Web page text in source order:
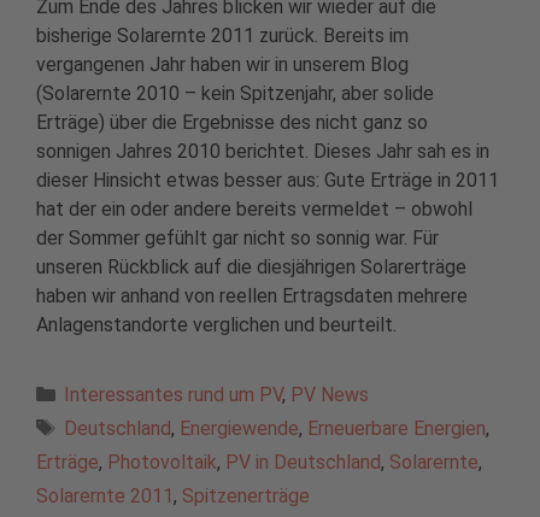
Zum Ende des Jahres blicken wir wieder auf die
bisherige Solarernte 2011 zurück. Bereits im
vergangenen Jahr haben wir in unserem Blog
(Solarernte 2010 – kein Spitzenjahr, aber solide
Erträge) über die Ergebnisse des nicht ganz so
sonnigen Jahres 2010 berichtet. Dieses Jahr sah es in
dieser Hinsicht etwas besser aus: Gute Erträge in 2011
hat der ein oder andere bereits vermeldet – obwohl
der Sommer gefühlt gar nicht so sonnig war. Für
unseren Rückblick auf die diesjährigen Solarerträge
haben wir anhand von reellen Ertragsdaten mehrere
Anlagenstandorte verglichen und beurteilt.
Kategorien
Interessantes rund um PV, PV News
Schlagwörter
Deutschland, Energiewende, Erneuerbare Energien,
Erträge, Photovoltaik, PV in Deutschland, Solarernte,
Solarernte 2011 , Spitzenerträge